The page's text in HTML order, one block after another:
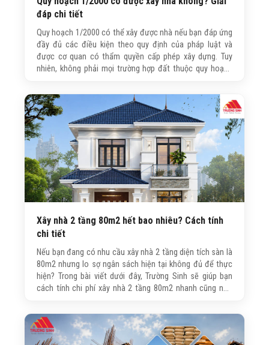
đáp chi tiết
Quy hoạch 1/2000 có thể xây được nhà nếu bạn đáp ứng
đầy đủ các điều kiện theo quy định của pháp luật và
được cơ quan có thẩm quyền cấp phép xây dựng. Tuy
nhiên, không phải mọi trường hợp đất thuộc quy hoạch
Sinh sẽ giúp bạn hiểu rõ các điều kiện cần đáp ứng và
những lưu ý quan trọng trước khi xây dựng.
Xây nhà 2 tầng 80m2 hết bao nhiêu? Cách tính
chi tiết
Nếu bạn đang có nhu cầu xây nhà 2 tầng diện tích sàn là
80m2 nhưng lo sợ ngân sách hiện tại không đủ để thực
hiện? Trong bài viết dưới đây, Trường Sinh sẽ giúp bạn
cách tính chi phí xây nhà 2 tầng 80m2 nhanh cũng như
vẫn đảm bảo chất lượng công trình.